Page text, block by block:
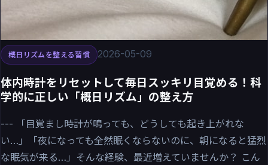
概日リズムを整える習慣 2026-05-09
体内時計をリセットして毎日スッキリ目覚める！科
学的に正しい「概日リズム」の整え方
--- 「目覚まし時計が鳴っても、どうしても起き上がれな
い…」「夜になっても全然眠くならないのに、朝になると猛烈
な眠気が来る…」そんな経験、最近増えていませんか？ こん